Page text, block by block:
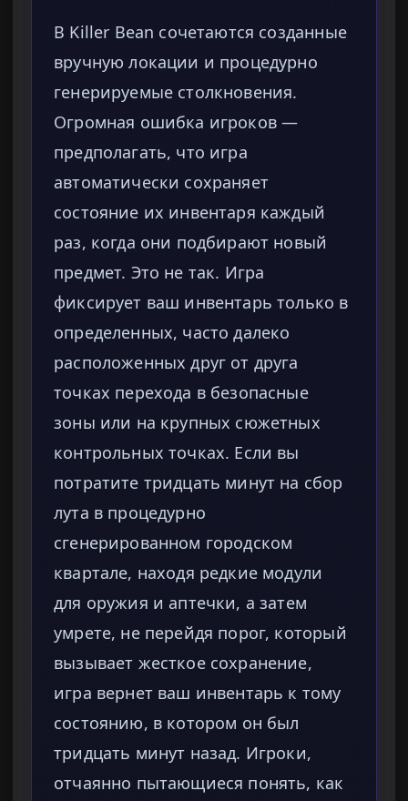
В Killer Bean сочетаются созданные
вручную локации и процедурно
генерируемые столкновения.
Огромная ошибка игроков —
предполагать, что игра
автоматически сохраняет
состояние их инвентаря каждый
раз, когда они подбирают новый
предмет. Это не так. Игра
фиксирует ваш инвентарь только в
определенных, часто далеко
расположенных друг от друга
точках перехода в безопасные
зоны или на крупных сюжетных
контрольных точках. Если вы
потратите тридцать минут на сбор
лута в процедурно
сгенерированном городском
квартале, находя редкие модули
для оружия и аптечки, а затем
умрете, не перейдя порог, который
вызывает жесткое сохранение,
игра вернет ваш инвентарь к тому
состоянию, в котором он был
тридцать минут назад. Игроки,
отчаянно пытающиеся понять, как